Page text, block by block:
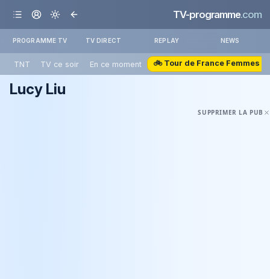
TV-programme.com
PROGRAMME TV TV DIRECT REPLAY NEWS
TNT TV ce soir En ce moment 🚲 Tour de France Femmes
Lucy Liu
SUPPRIMER LA PUB